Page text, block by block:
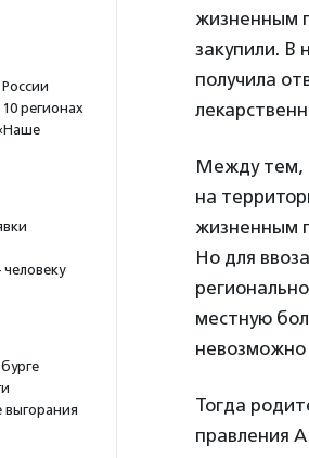
регионах
выгорания
жизненным
закупили. В
получила
Между тем,
на
жизненным
Но для
местную
невозможно
Тогда
правления